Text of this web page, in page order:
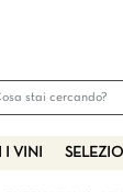
I VINI